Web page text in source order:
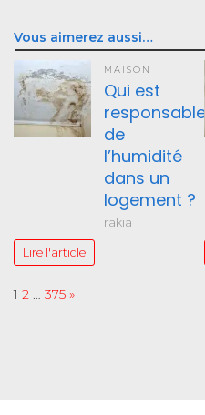
Vous aimerez aussi…
MAISON
Qui est
responsable
de
l’humidité
dans un
logement ?
rakia
Lire l'article
Page:
1 2 … 375 Next
»